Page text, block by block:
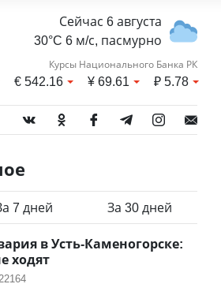
Сейчас 6 августа
30°C 6 м/с, пасмурно
Курсы Национального Банка РК
€542.16 ¥69.61 ₽5.78
7 дней За 30 дней
в Усть-Каменогорске:
ходят